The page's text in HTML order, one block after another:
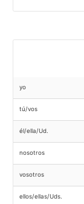
yo
tú/vos
él/ella/Ud.
nosotros
vosotros
ellos/ellas/Uds.